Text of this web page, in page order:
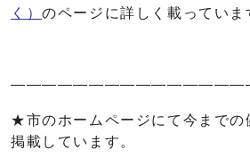
く）のページに詳しく載っていま
★市のホームページにて今までの
掲載しています。